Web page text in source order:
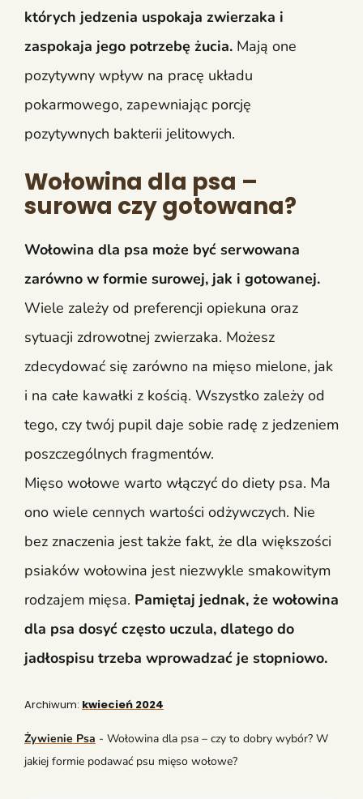
których jedzenia uspokaja zwierzaka i
zaspokaja jego potrzebę żucia. Mają one
pozytywny wpływ na pracę układu
pokarmowego, zapewniając porcję
pozytywnych bakterii jelitowych.
Wołowina dla psa –
surowa czy gotowana?
Wołowina dla psa może być serwowana
zarówno w formie surowej, jak i gotowanej.
Wiele zależy od preferencji opiekuna oraz
sytuacji zdrowotnej zwierzaka. Możesz
zdecydować się zarówno na mięso mielone, jak
i na całe kawałki z kością. Wszystko zależy od
tego, czy twój pupil daje sobie radę z jedzeniem
poszczególnych fragmentów.
Mięso wołowe warto włączyć do diety psa. Ma
ono wiele cennych wartości odżywczych. Nie
bez znaczenia jest także fakt, że dla większości
psiaków wołowina jest niezwykle smakowitym
rodzajem mięsa. Pamiętaj jednak, że wołowina
dla psa dosyć często uczula, dlatego do
jadłospisu trzeba wprowadzać je stopniowo.
Archiwum: kwiecień 2024
Żywienie Psa - Wołowina dla psa – czy to dobry wybór? W
jakiej formie podawać psu mięso wołowe?